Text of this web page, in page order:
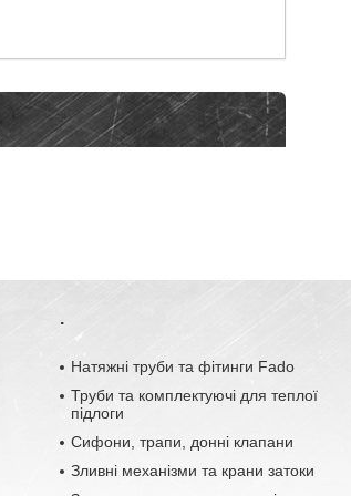
.
Натяжні труби та фітинги Fado
Труби та комплектуючі для теплої
підлоги
Сифони, трапи, донні клапани
Зливні механізми та крани затоки